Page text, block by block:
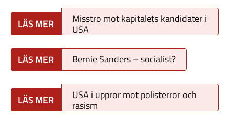
Misstro mot kapitalets kandidater i
USA
Bernie Sanders – socialist?
USA i uppror mot polisterror och
rasism